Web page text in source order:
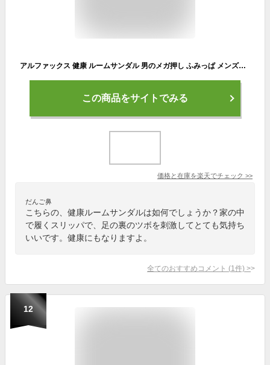
アルファックス 健康 ルームサンダル 男のメガ押し ふみっぱ メンズ硬派インソール / 軟派インソール【スリッパ ツボ押し 足裏 足ツボ 健康サンダル 健康 美容 ダイエット ギフト プレゼント プチギフト 粗品 景品 男性 父の日 敬老の日】
この商品をサイトでみる
価格と在庫を楽天でチェック >>
だんご鼻
こちらの、健康ルームサンダルは如何でしょうか？家の中
で履くスリッパで、足の裏のツボを刺激してとても気持ち
いいです。健康にもなりますよ。
全てのおすすめコメント (1 件) >
12